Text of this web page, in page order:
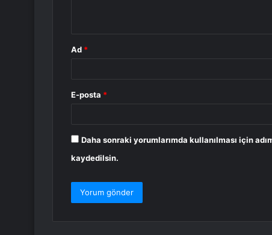
Ad *
E-posta *
Daha sonraki yorumlarımda kullanılması için
kaydedilsin.